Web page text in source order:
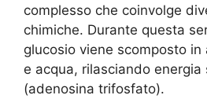
complesso che coinvolge
chimiche. Durante questa
glucosio viene scomposto
e acqua, rilasciando
(adenosina trifosfato).